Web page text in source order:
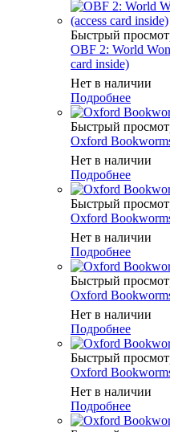
Быстрый
OBF 2: World
card inside)
Нет в наличии
Подробнее
Быстрый
Oxford
Нет в наличии
Подробнее
Быстрый
Oxford
Нет в наличии
Подробнее
Быстрый
Oxford
Нет в наличии
Подробнее
Быстрый
Oxford
Нет в наличии
Подробнее